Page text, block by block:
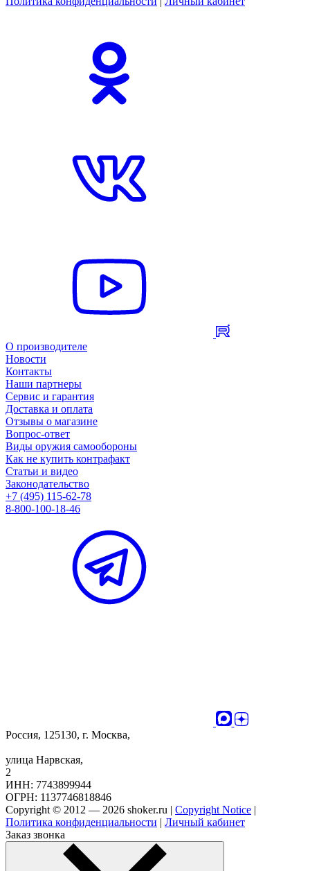
О производителе
Новости
Контакты
Наши партнеры
Сервис и гарантия
Доставка и оплата
Отзывы о магазине
Вопрос-ответ
Виды оружия самообороны
Как не купить контрафакт
Статьи и видео
Законодательство
+7 (495) 115-62-78
8-800-100-18-46
Россия, 125130, г. Москва,
улица Нарвская,
2
ИНН: 7743899944
ОГРН: 1137746818846
Copyright © 2012 — 2026 shoker.ru | Copyright Notice |
Политика конфиденциальности | Личный кабинет
Заказ звонка